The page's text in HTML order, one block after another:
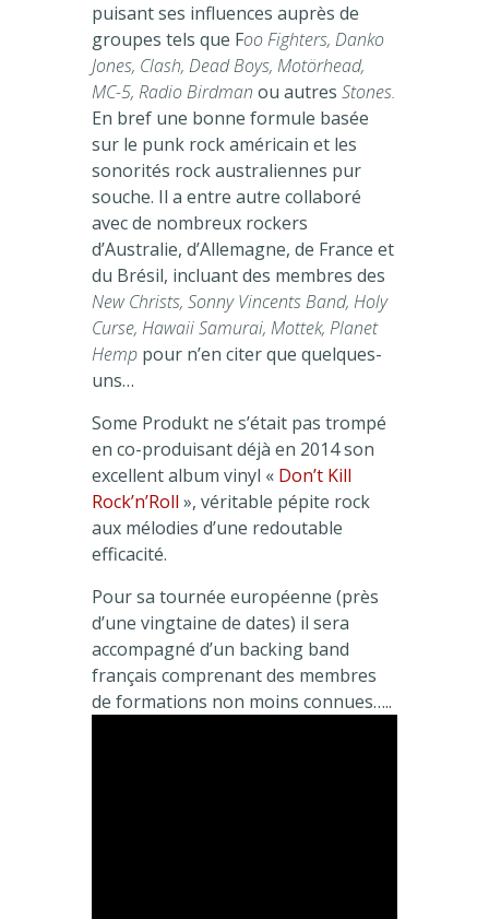
puisant ses influences auprès de
groupes tels que Foo Fighters, Danko
Jones, Clash, Dead Boys, Motörhead,
MC-5, Radio Birdman ou autres Stones.
En bref une bonne formule basée
sur le punk rock américain et les
sonorités rock australiennes pur
souche. Il a entre autre collaboré
avec de nombreux rockers
d’Australie, d’Allemagne, de France et
du Brésil, incluant des membres des
New Christs, Sonny Vincents Band, Holy
Curse, Hawaii Samurai, Mottek, Planet
Hemp pour n’en citer que quelques-
uns…
Some Produkt ne s’était pas trompé
en co-produisant déjà en 2014 son
excellent album vinyl « Don’t Kill
Rock’n’Roll », véritable pépite rock
aux mélodies d’une redoutable
efficacité.
Pour sa tournée européenne (près
d’une vingtaine de dates) il sera
accompagné d’un backing band
français comprenant des membres
de formations non moins connues…..